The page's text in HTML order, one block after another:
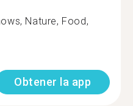
Nature, Food,
Obtener la app